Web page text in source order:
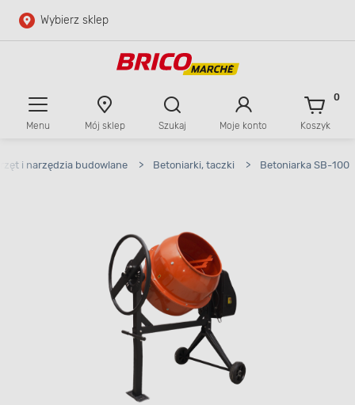
Przejdź do głównej zawartości
Wybierz sklep
Menu Mój sklep Szukaj Moje konto Koszyk
0
i narzędzia budowlane > Betoniarki, taczki > Betoniarka SB-100